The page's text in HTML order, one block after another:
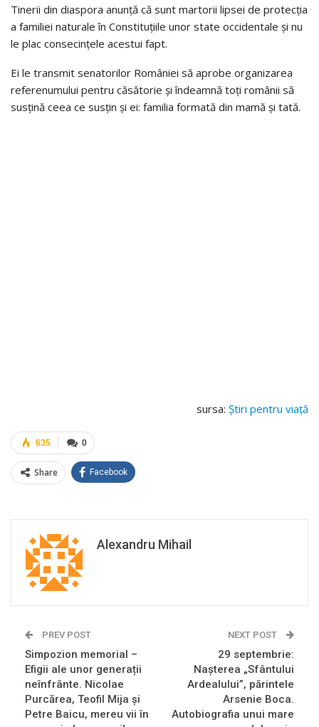
Tinerii din diaspora anunţă că sunt martorii lipsei de protecţia
a familiei naturale în Constituţiile unor state occidentale şi nu
le plac consecinţele acestui fapt.
Ei le transmit senatorilor României să aprobe organizarea
referenumului pentru căsătorie şi îndeamnă toţi românii să
susţină ceea ce susţin şi ei: familia formată din mamă şi tată.
sursa: Ştiri pentru viaţă
0
635
Share Facebook
Alexandru Mihail
PREV POST
Simpozion memorial –
Efigii ale unor generații
neînfrânte. Nicolae
Purcărea, Teofil Mija şi
Petre Baicu, mereu vii în
NEXT POST
29 septembrie:
Nașterea „Sfântului
Ardealului”, părintele
Arsenie Boca.
Autobiografia unui mare